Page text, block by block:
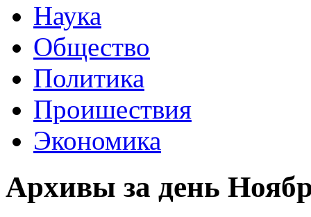
Наука
Общество
Политика
Проишествия
Экономика
Архивы за день